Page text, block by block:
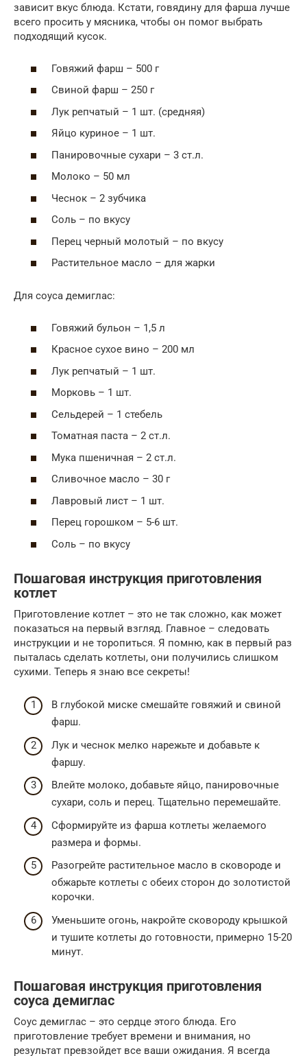
зависит вкус блюда. Кстати, говядину для фарша лучше
всего просить у мясника, чтобы он помог выбрать
подходящий кусок.
Говяжий фарш – 500 г
Свиной фарш – 250 г
Лук репчатый – 1 шт. (средняя)
Яйцо куриное – 1 шт.
Панировочные сухари – 3 ст.л.
Молоко – 50 мл
Чеснок – 2 зубчика
Соль – по вкусу
Перец черный молотый – по вкусу
Растительное масло – для жарки
Для соуса демиглас:
Говяжий бульон – 1,5 л
Красное сухое вино – 200 мл
Лук репчатый – 1 шт.
Морковь – 1 шт.
Сельдерей – 1 стебель
Томатная паста – 2 ст.л.
Мука пшеничная – 2 ст.л.
Сливочное масло – 30 г
Лавровый лист – 1 шт.
Перец горошком – 5-6 шт.
Соль – по вкусу
Пошаговая инструкция приготовления
котлет
Приготовление котлет – это не так сложно, как может
показаться на первый взгляд. Главное – следовать
инструкции и не торопиться. Я помню, как в первый раз
пыталась сделать котлеты, они получились слишком
сухими. Теперь я знаю все секреты!
В глубокой миске смешайте говяжий и свиной
фарш.
Лук и чеснок мелко нарежьте и добавьте к
фаршу.
Влейте молоко, добавьте яйцо, панировочные
сухари, соль и перец. Тщательно перемешайте.
Сформируйте из фарша котлеты желаемого
размера и формы.
Разогрейте растительное масло в сковороде и
обжарьте котлеты с обеих сторон до золотистой
корочки.
Уменьшите огонь, накройте сковороду крышкой
и тушите котлеты до готовности, примерно 15-20
минут.
Пошаговая инструкция приготовления
соуса демиглас
Соус демиглас – это сердце этого блюда. Его
приготовление требует времени и внимания, но
результат превзойдет все ваши ожидания. Я всегда